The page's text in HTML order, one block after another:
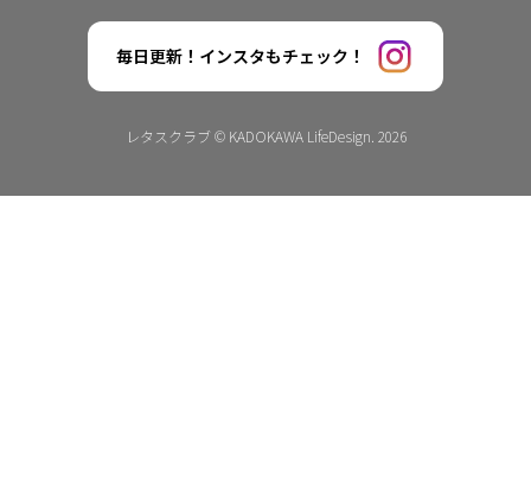
毎日更新！インスタもチェック！
レタスクラブ © KADOKAWA LifeDesign. 2026